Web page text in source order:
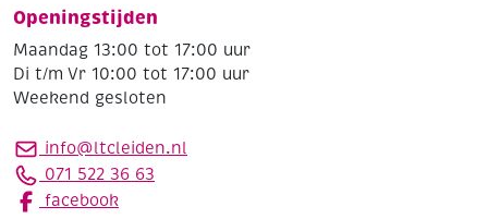
Openingstijden
Maandag 13:00 tot 17:00 uur
Di t/m Vr 10:00 tot 17:00 uur
Weekend gesloten
info@ltcleiden.nl
071 522 36 63
facebook